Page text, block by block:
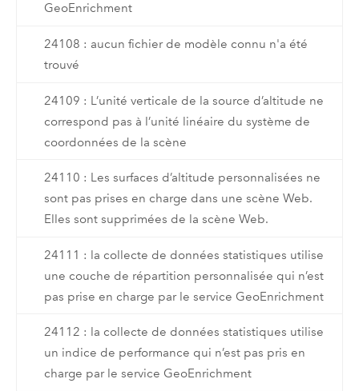
GeoEnrichment
24108 : aucun fichier de modèle connu n'a été
trouvé
24109 : L’unité verticale de la source d’altitude ne
correspond pas à l’unité linéaire du système de
coordonnées de la scène
24110 : Les surfaces d’altitude personnalisées ne
sont pas prises en charge dans une scène Web.
Elles sont supprimées de la scène Web.
24111 : la collecte de données statistiques utilise
une couche de répartition personnalisée qui n’est
pas prise en charge par le service GeoEnrichment
24112 : la collecte de données statistiques utilise
un indice de performance qui n’est pas pris en
charge par le service GeoEnrichment